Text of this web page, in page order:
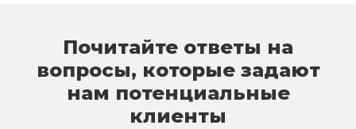
Почитайте ответы на
вопросы, которые задают
нам потенциальные
клиенты